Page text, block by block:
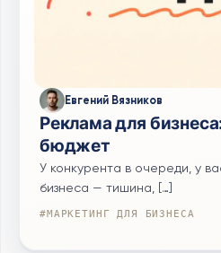
Евгений Вязников
Реклама для
бюджет
У конкурента в очереди, у
бизнеса — тишина, […]
#МАРКЕТИНГ ДЛЯ БИЗНЕСА